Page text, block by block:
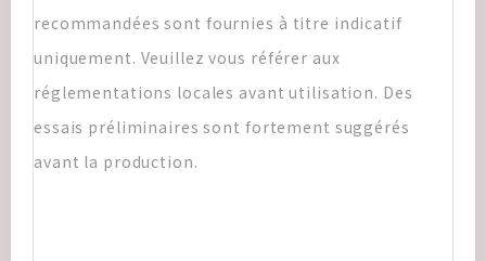
recommandées sont fournies à titre indicatif
uniquement. Veuillez vous référer aux
réglementations locales avant utilisation. Des
essais préliminaires sont fortement suggérés
avant la production.